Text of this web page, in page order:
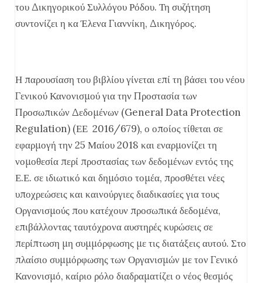
του Δικηγορικού Συλλόγου Ρόδου. Τη συζήτηση
συντονίζει η κα Έλενα Γιαννίκη, Δικηγόρος.
Η παρουσίαση του βιβλίου γίνεται επί τη βάσει του νέου
Γενικού Κανονισμού για την Προστασία των
Προσωπικών Δεδομένων (General Data Protection
Regulation) (ΕΕ 2016/679), ο οποίος τίθεται σε
εφαρμογή την 25 Μαίου 2018 και εναρμονίζει τη
νομοθεσία περί προστασίας των δεδομένων εντός της
Ε.Ε. σε ιδιωτικό και δημόσιο τομέα, προσθέτει νέες
υποχρεώσεις και καινούργιες διαδικασίες για τους
Οργανισμούς που κατέχουν προσωπικά δεδομένα,
επιβάλλοντας ταυτόχρονα αυστηρές κυρώσεις σε
περίπτωση μη συμμόρφωσης με τις διατάξεις αυτού. Στο
πλαίσιο συμμόρφωσης των Οργανισμών με τον Γενικό
Κανονισμό, καίριο ρόλο διαδραματίζει ο νέος θεσμός